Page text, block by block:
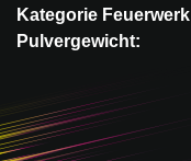
Kategorie Feuerwerk
Pulvergewicht: